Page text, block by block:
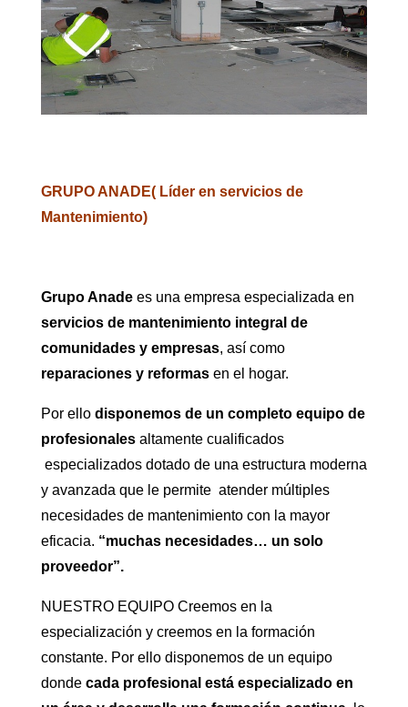
GRUPO ANADE( Líder en servicios de
Mantenimiento)
Grupo Anadees una empresa especializada en
servicios de mantenimiento integral de
comunidades y empresas, así como
reparaciones y reformasen el hogar.
Por ellodisponemos de un completo equipo de
profesionalesaltamente cualificados
especializados dotado de una estructura moderna
y avanzada que le permite atender múltiples
necesidades de mantenimiento con la mayor
eficacia. “muchas necesidades… un solo
proveedor”.
NUESTRO EQUIPO Creemos en la
especialización y creemos en la formación
constante. Por ello disponemos de un equipo
donde cada profesional está especializado en